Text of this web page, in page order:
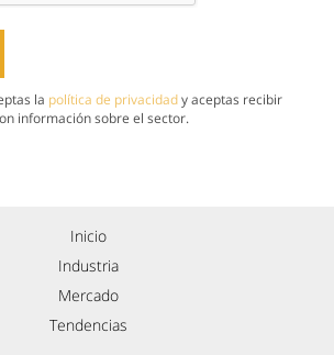
la política de privacidady aceptas recibir
información sobre el sector.
Inicio
Industria
Mercado
Tendencias